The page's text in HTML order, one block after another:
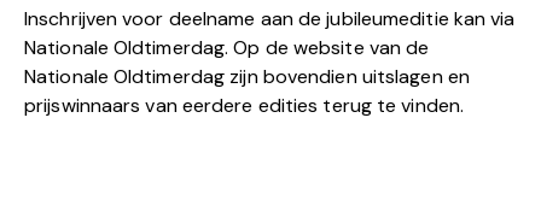
Inschrijven voor deelname aan de jubileumeditie kan via
Nationale Oldtimerdag. Op de website van de
Nationale Oldtimerdag zijn bovendienuitslagen en
prijswinnaars van eerdere edities terug te vinden.